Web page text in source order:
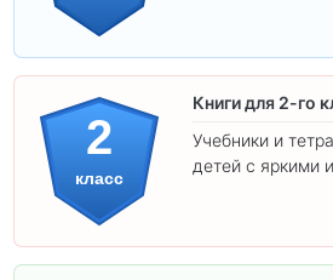
2
класс
Книги для 2-го
Учебники и
детей с яркими